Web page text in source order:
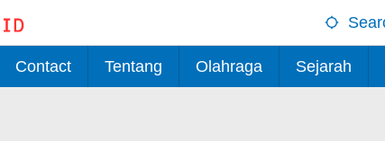
Contact Tentang Olahraga Sejarah